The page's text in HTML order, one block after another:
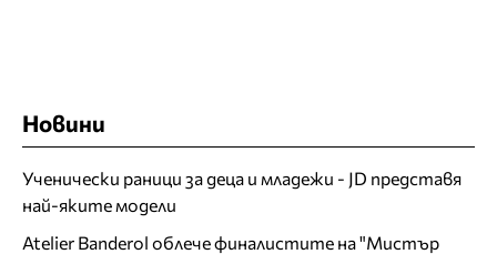
Новини
Ученически раници за деца и младежи - JD представя
най-яките модели
Atelier Banderol облече финалистите на "Мистър